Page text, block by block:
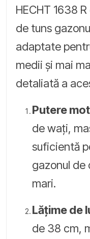
HECHT 1638
de tuns
adaptate
medii și mai
detaliată a
Putere
de wați,
suficientă
gazonul de
mari.
Lățime de
de 38 cm,